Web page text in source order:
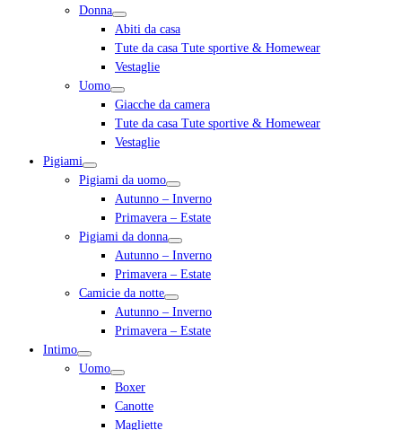
Donna
Abiti da casa
Tute da casa Tute sportive & Homewear
Vestaglie
Uomo
Giacche da camera
Tute da casa Tute sportive & Homewear
Vestaglie
Pigiami
Pigiami da uomo
Autunno – Inverno
Primavera – Estate
Pigiami da donna
Autunno – Inverno
Primavera – Estate
Camicie da notte
Autunno – Inverno
Primavera – Estate
Intimo
Uomo
Boxer
Canotte
Magliette